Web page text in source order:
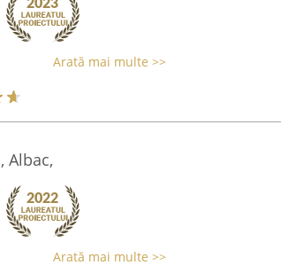
Arată mai multe >>
Albac,
Arată mai multe >>